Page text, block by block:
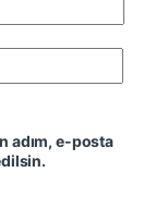
adım, e-posta